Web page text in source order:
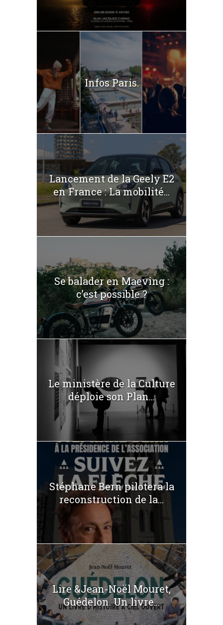
Infos Paris.
Lancement de la Geely E2
en France : La mobilité...
Se balader en Maeving :
c’est possible ?
Le ministère de la Culture
déploie son Plan...
Stéphane Bern pilotera la
reconstruction de la...
Lire &Jean-Noël Mouret,
Guédelon. Un livre...